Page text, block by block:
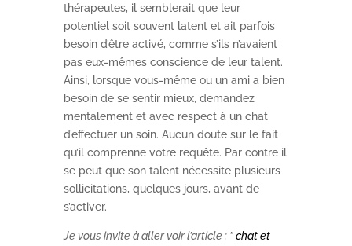
thérapeutes, il semblerait que leur
potentiel soit souvent latent et ait parfois
besoin d’être activé, comme s’ils n’avaient
pas eux-mêmes conscience de leur talent.
Ainsi, lorsque vous-même ou un ami a bien
besoin de se sentir mieux, demandez
mentalement et avec respect à un chat
d’effectuer un soin. Aucun doute sur le fait
qu’il comprenne votre requête. Par contre il
se peut que son talent nécessite plusieurs
sollicitations, quelques jours, avant de
s’activer.
Je vous invite à aller voir l’article : ”chat et